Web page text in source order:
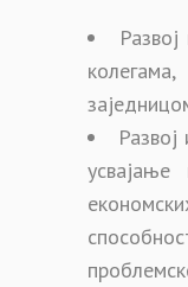
усвајање